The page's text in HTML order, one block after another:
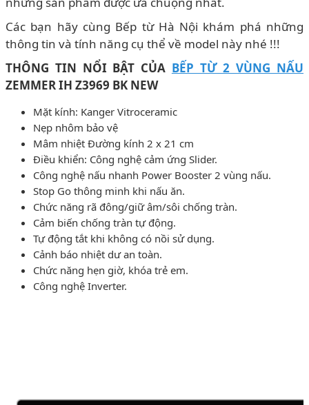
Các bạn hãy cùng Bếp từ Hà Nội khám phá những
thông tin và tính năng cụ thể về model này nhé !!!
THÔNG TIN NỔI BẬT CỦA BẾP TỪ 2 VÙNG NẤU
ZEMMER IH Z3969 BK NEW
Mặt kính: Kanger Vitroceramic
Nẹp nhôm bảo vệ
Mâm nhiệt Ðường kính 2 x 21 cm
Ðiều khiển: Công nghệ cảm ứng Slider.
Công nghệ nấu nhanh Power Booster 2 vùng nấu.
Stop Go thông minh khi nấu ăn.
Chức năng rã đông/giữ âm/sôi chống tràn.
Cảm biến chống tràn tự động.
Tự động tắt khi không có nồi sử dụng.
Cảnh báo nhiệt dư an toàn.
Chức năng hẹn giờ, khóa trẻ em.
Công nghệ Inverter.